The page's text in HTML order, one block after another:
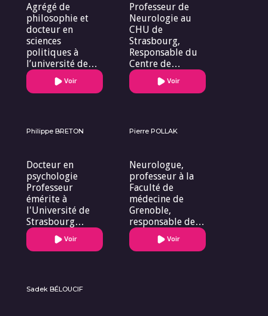
Agrégé de
philosophie et
docteur en
sciences
politiques à
l’université de
Paris IV ‘
Sorbonne (chaire
de
« Conseil
éditorial et
gestion des
connaissances
numérisées
Voir
Professeur de
Neurologie au
CHU de
Strasbourg,
Responsable du
Centre de
Référence des
maladies
Centre Expert de
Voir
Philippe BRETON
Docteur en
psychologie
Professeur
émérite à
l'Université de
Strasbourg
Administrateur
national de la
Voir
Pierre POLLAK
Neurologue,
professeur à la
Faculté de
médecine de
Grenoble,
responsable de
l’Unité médicale
des troubles du
Voir
Sadek BÉLOUCIF